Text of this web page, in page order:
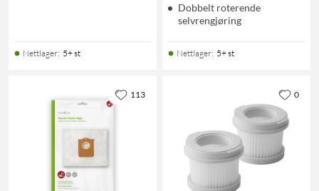
Nettlager: 5+ st
Dobbelt roterende
selvrengjøring
Nettlager: 5+ st
113 0